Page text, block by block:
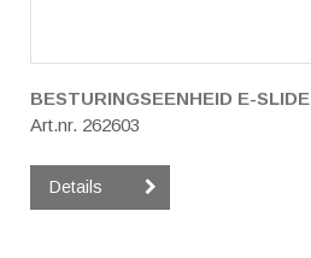
BESTURINGSEENHEID E-SLIDE
Art.nr. 262603
Details